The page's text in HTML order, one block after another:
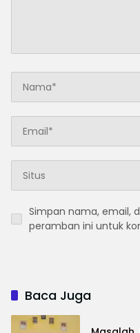
Simpan nama, email,
peramban ini untuk
Baca Juga